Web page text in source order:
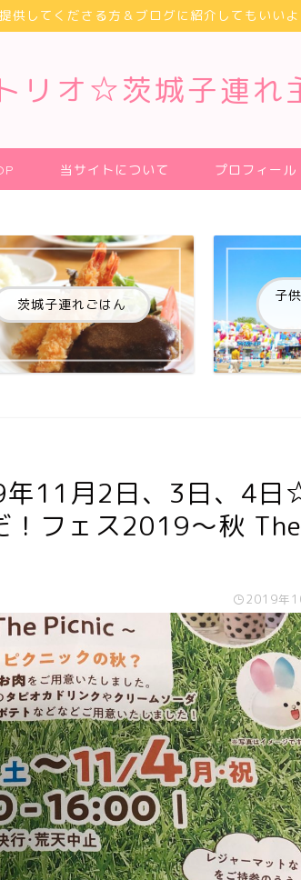
供してくださる方＆ブログに紹介してもいい
リオ☆茨城子連れ
当サイトについて プロフィール
茨城子連れごはん
子
年11月2日、3日、4
！フェス2019〜秋 The
2019年